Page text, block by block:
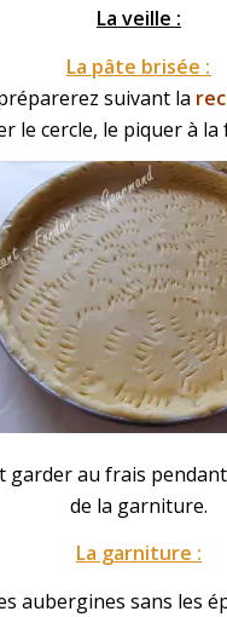
La veille :
La pâte brisée :
suivant la
le cercle, le piquer à
garder au frais
de la garniture.
La garniture :
aubergines sans les